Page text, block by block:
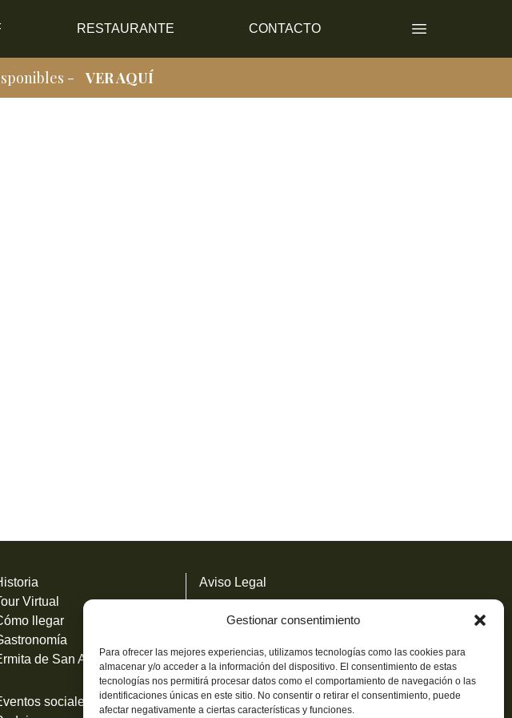
Gestionar consentimiento
Para ofrecer las mejores experiencias, utilizamos tecnologías como las cookies para
almacenar y/o acceder a la información del dispositivo. El consentimiento de estas
tecnologías nos permitirá procesar datos como el comportamiento de navegación o las
identificaciones únicas en este sitio. No consentir o retirar el consentimiento, puede
afectar negativamente a ciertas características y funciones.
RESTAURANTE CONTACTO
Open main
- VER AQUÍ
Virtual
llegar
de San Antonio
sociales
Aviso Legal
Política de cookies
Ctra. de Mejorada, Km. 3
28522 Rivas-Vaciamadrid
Eventos |
+34 916 69 11 25